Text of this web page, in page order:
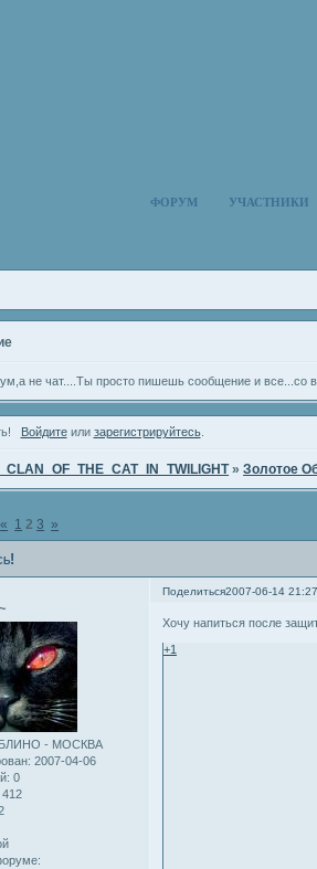
ФОРУМ УЧАСТНИКИ
не чат....Ты просто пишешь сообщение и
Войдитеили зарегистрируйтесь.
»Золотое
« 1 2 3 »
Поделиться2007-06-14
- МОСКВА
: 2007-04-06
0
412
Хочу напиться после
+1